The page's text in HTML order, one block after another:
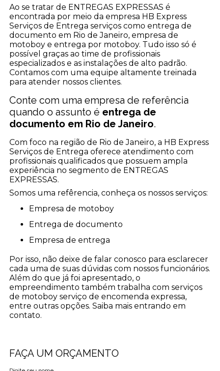
Ao se tratar de ENTREGAS EXPRESSAS é
encontrada por meio da empresa HB Express
Serviços de Entrega serviços como entrega de
documento em Rio de Janeiro, empresa de
motoboy e entrega por motoboy. Tudo isso só é
possível graças ao time de profissionais
especializados e as instalações de alto padrão.
Contamos com uma equipe altamente treinada
para atender nossos clientes.
Conte com uma empresa de referência
quando o assunto é entrega de
documento em Rio de Janeiro.
Com foco na região de Rio de Janeiro, a HB Express
Serviços de Entrega oferece atendimento com
profissionais qualificados que possuem ampla
experiência no segmento de ENTREGAS
EXPRESSAS.
Somos uma refêrencia, conheça os nossos serviços:
empresa de motoboy
entrega de documento
empresa de entrega
Por isso, não deixe de falar conosco para esclarecer
cada uma de suas dúvidas com nossos funcionários.
Além do que já foi apresentado, o
empreendimento também trabalha com serviços
de motoboy serviço de encomenda expressa,
entre outras opções. Saiba mais entrando em
contato.
FAÇA UM ORÇAMENTO